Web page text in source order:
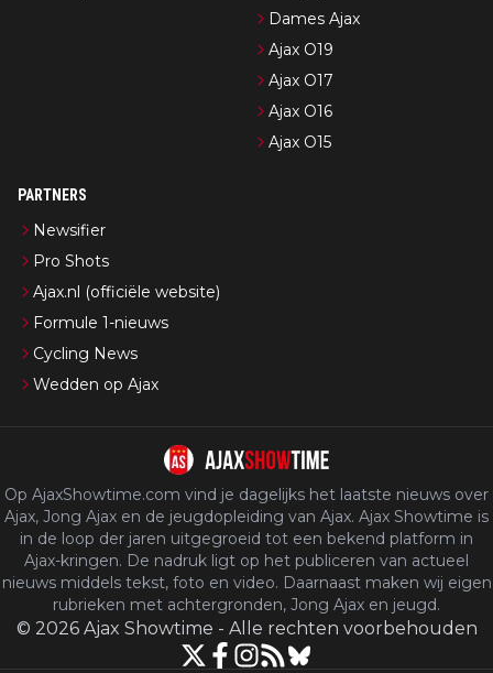
Dames Ajax
Ajax O19
Ajax O17
Ajax O16
Ajax O15
PARTNERS
Newsifier
Pro Shots
Ajax.nl (officiële website)
Formule 1-nieuws
Cycling News
Wedden op Ajax
Op AjaxShowtime.com vind je dagelijks het laatste nieuws over
Ajax, Jong Ajax en de jeugdopleiding van Ajax. Ajax Showtime is
in de loop der jaren uitgegroeid tot een bekend platform in
Ajax-kringen. De nadruk ligt op het publiceren van actueel
nieuws middels tekst, foto en video. Daarnaast maken wij eigen
rubrieken met achtergronden, Jong Ajax en jeugd.
© 2026 Ajax Showtime - Alle rechten voorbehouden